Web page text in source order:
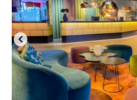
key
to
get
the
keyboard
shortcuts